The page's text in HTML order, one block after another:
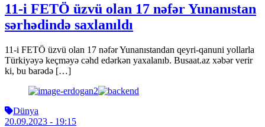
11-i FETÖ üzvü olan 17 nəfər Yunanıstan
sərhədində saxlanıldı
11-i FETÖ üzvü olan 17 nəfər Yunanıstandan qeyri-qanuni yollarla
Türkiyəyə keçməyə cəhd edərkən yaxalanıb. Busaat.az xəbər verir
ki, bu barədə […]
Dünya
20.09.2023 - 19:15